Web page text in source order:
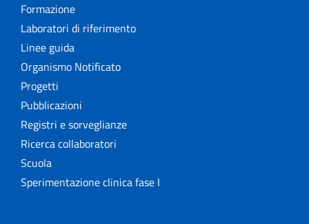
Formazione
Laboratori di riferimento
Linee guida
Organismo Notificato
Progetti
Pubblicazioni
Registri e sorveglianze
Ricerca collaboratori
Scuola
Sperimentazione clinica fase I